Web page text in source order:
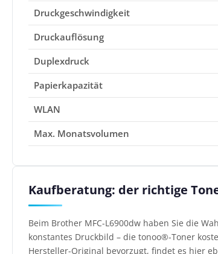
Druckgeschwindigkeit
Druckauflösung
Duplexdruck
Papierkapazität
WLAN
Max. Monatsvolumen
Kaufberatung: der richtige
Beim Brother MFC-L6900dw haben Sie die
konstantes Druckbild – die tonoo®-Toner
Hersteller-Original bevorzugt, findet es hier